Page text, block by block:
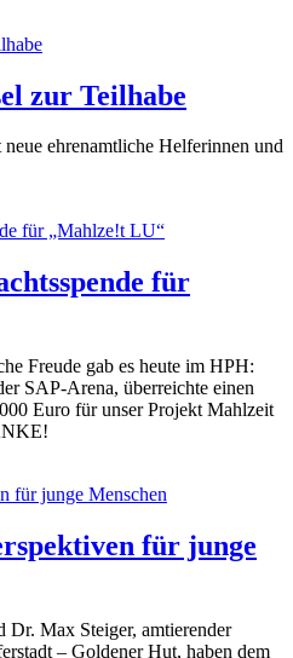
zur Teilhabe
ehrenamtliche Helferinnen und
für
Freude gab es heute im HPH:
SAP-Arena, überreichte einen
Euro für unser Projekt Mahlzeit
für junge
Dr. Max Steiger, amtierender
– Goldener Hut, haben dem